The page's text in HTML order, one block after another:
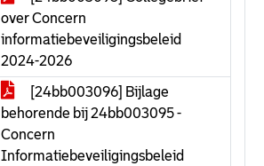
over Concern
informatiebeveiligingsbeleid
2024-2026
[24bb003096] Bijlage
behorende bij 24bb003095 -
Concern
Informatiebeveiligingsbeleid